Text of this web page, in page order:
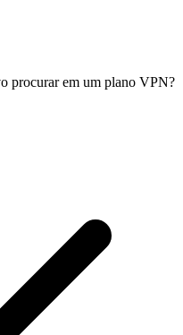
procurar em um plano VPN?